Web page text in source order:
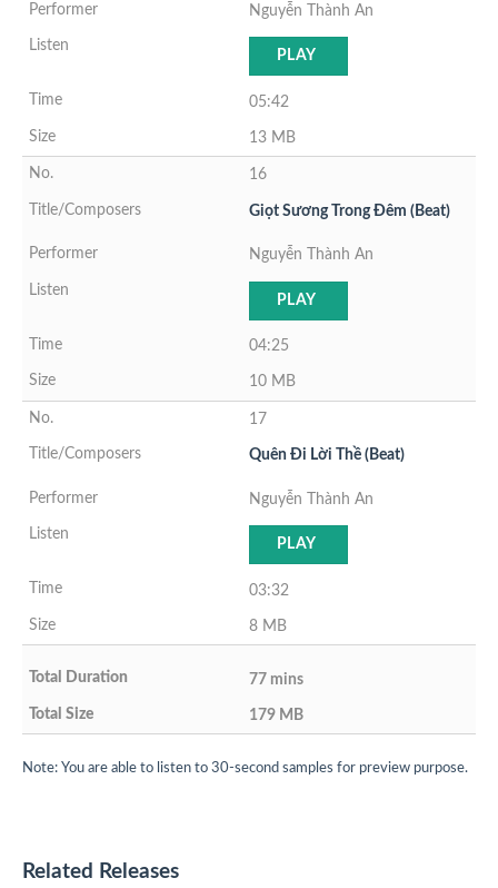
Nguyễn Thành An
PLAY
05:42
13 MB
16
Giọt Sương Trong Đêm (Beat)
Nguyễn Thành An
PLAY
04:25
10 MB
17
Quên Đi Lời Thề (Beat)
Nguyễn Thành An
PLAY
03:32
8 MB
77 mins
179 MB
Note: You are able to listen to 30-second samples for preview purpose.
Related Releases